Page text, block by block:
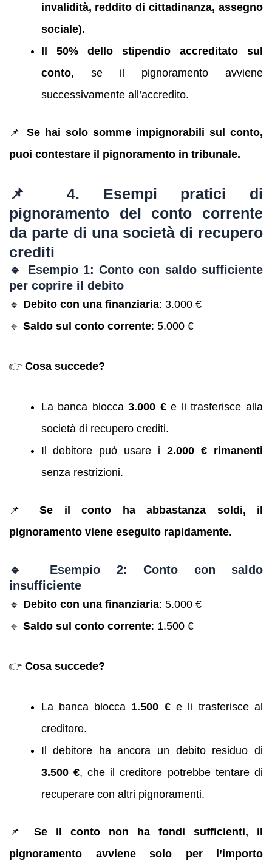
invalidità, reddito di cittadinanza, assegno
sociale).
Il 50% dello stipendio accreditato sul
conto, se il pignoramento avviene
successivamente all’accredito.
📌 Se hai solo somme impignorabili sul conto,
puoi contestare il pignoramento in tribunale.
📌 4. Esempi pratici di
pignoramento del conto corrente
da parte di una società di recupero
crediti
🔹 Esempio 1: Conto con saldo sufficiente
per coprire il debito
🔹 Debito con una finanziaria: 3.000 €
🔹 Saldo sul conto corrente: 5.000 €
👉 Cosa succede?
La banca blocca3.000 €e li trasferisce alla
società di recupero crediti.
Il debitore può usare i2.000 € rimanenti
senza restrizioni.
📌 Se il conto ha abbastanza soldi, il
pignoramento viene eseguito rapidamente.
🔹 Esempio 2: Conto con saldo
insufficiente
🔹 Debito con una finanziaria: 5.000 €
🔹 Saldo sul conto corrente: 1.500 €
👉 Cosa succede?
La banca blocca 1.500 €e li trasferisce al
creditore.
Il debitore ha ancora un debito residuo di
3.500 €, che il creditore potrebbe tentare di
recuperare con altri pignoramenti.
📌 Se il conto non ha fondi sufficienti, il
pignoramento avviene solo per l’importo